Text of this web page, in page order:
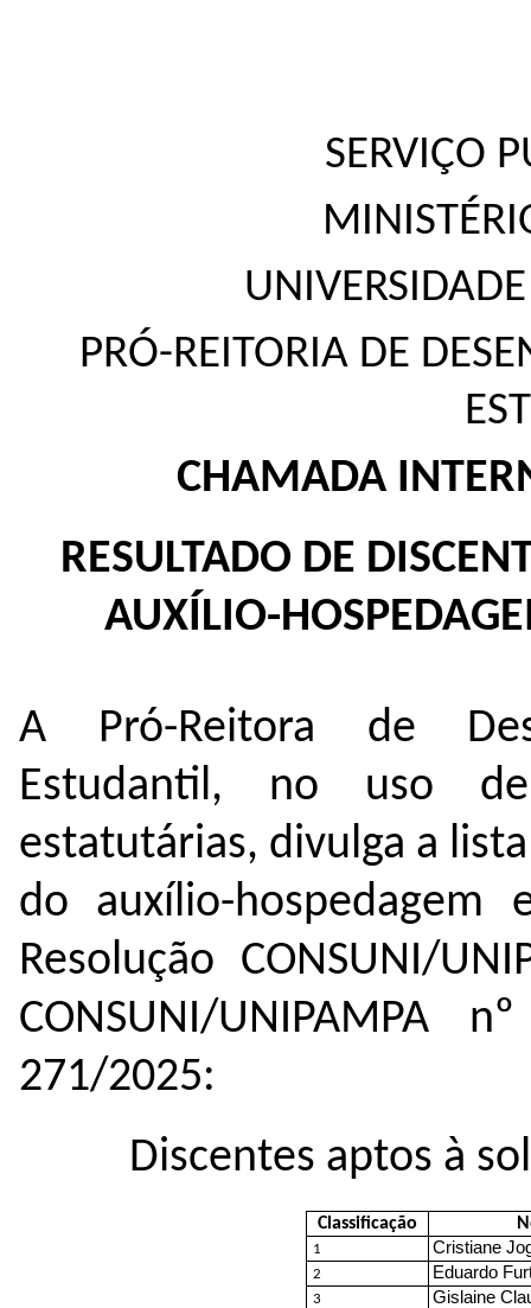
SERVIÇO
PRÓ-REITORIA DE
CHAMADA
RESULTADO DE
AUXÍLIO-
A Pró-Reitora de
Estudantil, no uso
estatutárias, divulga a
do auxílio-hospedagem
Resolução CONSUNI/
CONSUNI/
271/2025:
Discentes aptos à
Classificação
1 Cristiane
2 Eduardo
3 Gislaine